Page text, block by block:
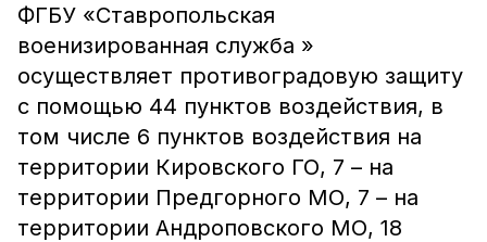
ФГБУ «Ставропольская
военизированная служба »
осуществляет противоградовую защиту
с помощью 44 пунктов воздействия, в
том числе 6 пунктов воздействия на
территории Кировского ГО, 7 – на
территории Предгорного МО, 7 – на
территории Андроповского МО, 18